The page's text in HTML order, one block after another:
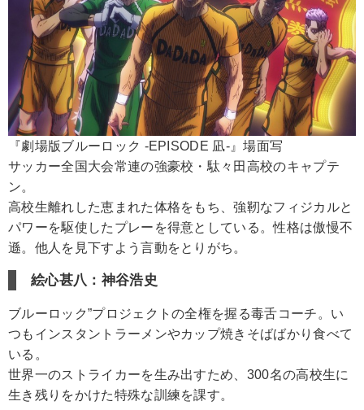
『劇場版ブルーロック -EPISODE 凪-』場面写
サッカー全国大会常連の強豪校・駄々田高校のキャプテ
ン。
高校生離れした恵まれた体格をもち、強靭なフィジカルと
パワーを駆使したプレーを得意としている。性格は傲慢不
遜。他人を見下すよう言動をとりがち。
絵心甚八：神谷浩史
ブルーロック”プロジェクトの全権を握る毒舌コーチ。い
つもインスタントラーメンやカップ焼きそばばかり食べて
いる。
世界一のストライカーを生み出すため、300名の高校生に
生き残りをかけた特殊な訓練を課す。